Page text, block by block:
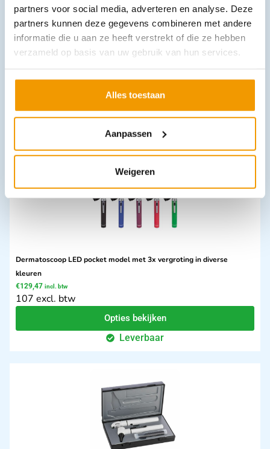
partners voor social media, adverteren en analyse. Deze
partners kunnen deze gegevens combineren met andere
informatie die u aan ze heeft verstrekt of die ze hebben
verzameld op basis van uw gebruik van hun services.
Alles toestaan
Aanpassen
Weigeren
Lancetten Accu-Chek Softclix doosje 25 stuks
€4,99 incl. btw
In winkelwagen
Leverbaar
Dermatoscoop LED pocket model met 3x vergroting in diverse
kleuren
€129,47 incl. btw
107 excl. btw
Opties bekijken
Leverbaar